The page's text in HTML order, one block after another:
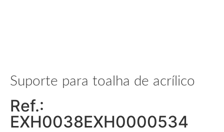
Suporte para toalha de acrílico
Ref.:
EXH0038EXH0000534